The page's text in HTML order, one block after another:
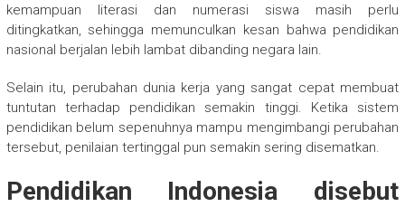
kemampuan literasi dan numerasi siswa masih perlu
ditingkatkan, sehingga memunculkan kesan bahwa pendidikan
nasional berjalan lebih lambat dibanding negara lain.
Selain itu, perubahan dunia kerja yang sangat cepat membuat
tuntutan terhadap pendidikan semakin tinggi. Ketika sistem
pendidikan belum sepenuhnya mampu mengimbangi perubahan
tersebut, penilaian tertinggal pun semakin sering disematkan.
Pendidikan Indonesia disebut